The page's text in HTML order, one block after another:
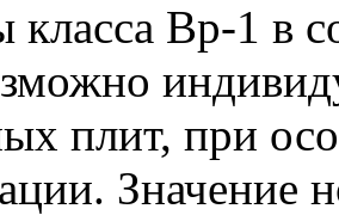
класса Вр-1 в
плит, при
Значение